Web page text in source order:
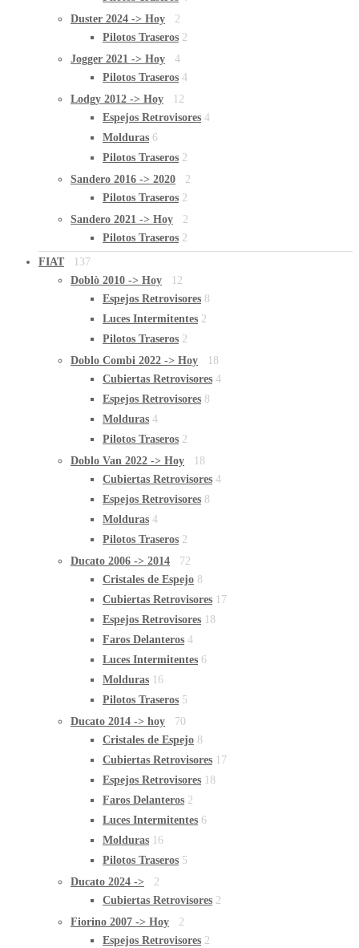
Duster 2024 -> Hoy
2
Pilotos Traseros 2
Jogger 2021 -> Hoy
4
Pilotos Traseros 4
Lodgy 2012 -> Hoy
12
Espejos Retrovisores 4
Molduras 6
Pilotos Traseros 2
Sandero 2016 -> 2020
2
Pilotos Traseros 2
Sandero 2021 -> Hoy
2
Pilotos Traseros 2
FIAT
137
Doblò 2010 -> Hoy
12
Espejos Retrovisores 8
Luces Intermitentes 2
Pilotos Traseros 2
Doblo Combi 2022 -> Hoy
18
Cubiertas Retrovisores 4
Espejos Retrovisores 8
Molduras 4
Pilotos Traseros 2
Doblo Van 2022 -> Hoy
18
Cubiertas Retrovisores 4
Espejos Retrovisores 8
Molduras 4
Pilotos Traseros 2
Ducato 2006 -> 2014
72
Cristales de Espejo 8
Cubiertas Retrovisores 17
Espejos Retrovisores 18
Faros Delanteros 4
Luces Intermitentes 6
Molduras 16
Pilotos Traseros 5
Ducato 2014 -> hoy
70
Cristales de Espejo 8
Cubiertas Retrovisores 17
Espejos Retrovisores 18
Faros Delanteros 2
Luces Intermitentes 6
Molduras 16
Pilotos Traseros 5
Ducato 2024 ->
2
Cubiertas Retrovisores 2
Fiorino 2007 -> Hoy
2
Espejos Retrovisores 2